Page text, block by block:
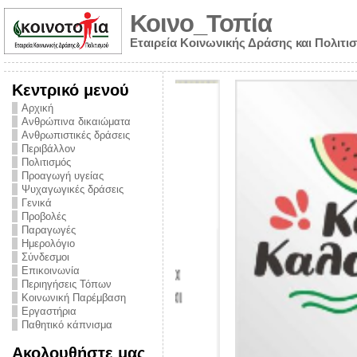
Κοινο_Τοπία
Εταιρεία Κοινωνικής Δράσης και
Κεντρικό μενού
Αρχική
Ανθρώπινα δικαιώματα
Ανθρωπιστικές δράσεις
Περιβάλλον
Πολιτισμός
Προαγωγή υγείας
Ψυχαγωγικές δράσεις
Γενικά
Προβολές
Παραγωγές
Ημερολόγιο
Σύνδεσμοι
Επικοινωνία
Περιηγήσεις Τόπων
Κοινωνική Παρέμβαση
Εργαστήρια
Παθητικό κάπνισμα
Ακολουθήστε μας
από την
την ημέρα
και
στο